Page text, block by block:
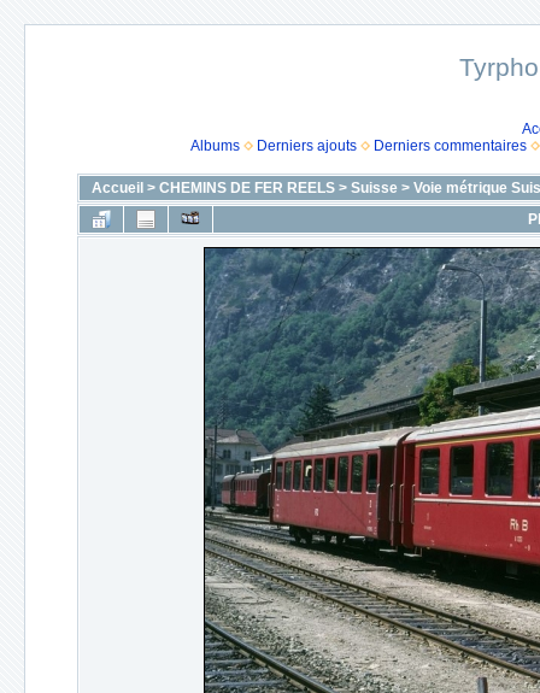
Albums
Derniers ajouts Derniers commentaires
Accueil > CHEMINS DE FER REELS> Suisse> Voie métrique